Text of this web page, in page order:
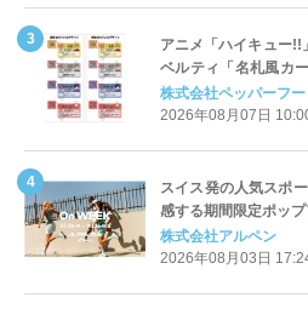
アニメ「ハイキュー!!
ベルティ「名札風カ
対応についてのご案内
株式会社ペッパーフ
2026年08月07日
スイス発の人気スポ
感する期間限定ポッ
株式会社アルペン
2026年08月03日